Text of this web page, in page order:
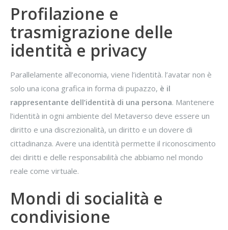
Profilazione e
trasmigrazione delle
identità e privacy
Parallelamente all’economia, viene l’identità. l’avatar non è
solo una icona grafica in forma di pupazzo, è il
rappresentante dell’identità di una persona. Mantenere
l’identità in ogni ambiente del Metaverso deve essere un
diritto e una discrezionalità, un diritto e un dovere di
cittadinanza. Avere una identità permette il riconoscimento
dei diritti e delle responsabilità che abbiamo nel mondo
reale come virtuale.
Mondi di socialità e
condivisione